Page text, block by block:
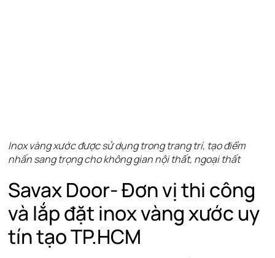
Inox vàng xước được sử dụng trong trang trí, tạo điểm
nhấn sang trọng cho không gian nội thất, ngoại thất
Savax Door- Đơn vị thi công
và lắp đặt inox vàng xước uy
tín tạo TP.HCM